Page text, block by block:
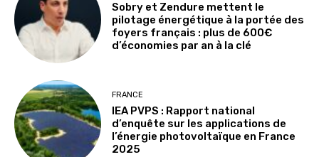
Sobry et Zendure mettent le
pilotage énergétique à la portée des
foyers français : plus de 600€
d’économies par an à la clé
FRANCE
IEA PVPS : Rapport national
d’enquête sur les applications de
l’énergie photovoltaïque en France
2025